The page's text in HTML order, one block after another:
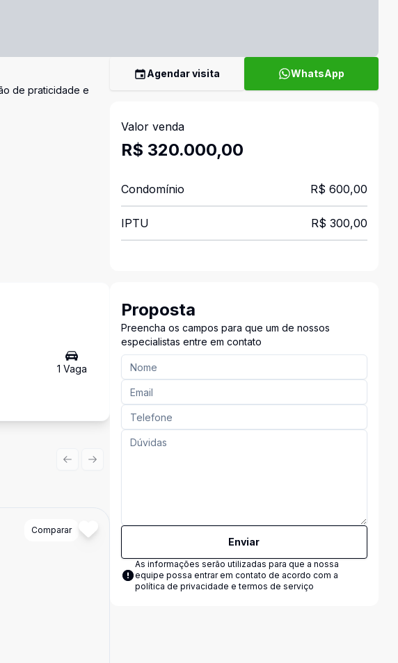
de praticidade e
1 Vaga
Comparar Comparar
Previous slide
Next slide
Agendar visita WhatsApp
Valor venda
R$ 320.000,00
Condomínio R$ 600,00
IPTU R$ 300,00
Proposta
Preencha os campos para que um de nossos
especialistas entre em contato
Enviar
As informações serão utilizadas para que a nossa
equipe possa entrar em contato de acordo com a
política de privacidade e termos de serviço